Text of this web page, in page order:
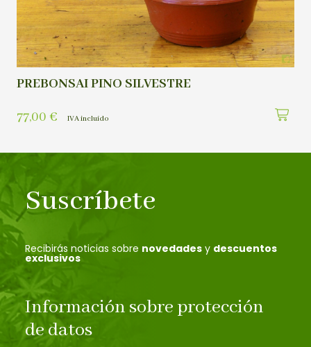
PREBONSAI PINO SILVESTRE
77,00 € IVA incluído
Suscríbete
Recibirás noticias sobre novedades y descuentos
exclusivos
Información sobre protección
de datos